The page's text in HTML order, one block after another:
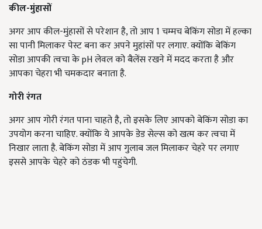
कील-मुंहासों
अगर आप कील-मुंहासों से परेशान है,तो आप1चम्मच बेकिंग सोडा में हल्का
सा पानी मिलाकर पेस्ट बना कर अपने मुहांसों पर लगाए. क्योंकि बेकिंग
सोडा आपकी त्वचा केpHलेवल को बैलेंस रखने में मदद करता है और
आपका चेहरा भी चमकदार बनाता है.
गोरी रंगत
अगर आप गोरी रंगत पाना चाहते है,तो इसके लिए आपको बेकिंग सोडा का
उपयोग करना चाहिए. क्योंकि ये आपके डेड सेल्स को खत्म कर त्वचा में
निखार लाता है. बेकिंग सोडा में आप गुलाब जल मिलाकर चेहरे पर लगाए
इससे आपके चेहरे को ठंडक भी पहुंचेगी.